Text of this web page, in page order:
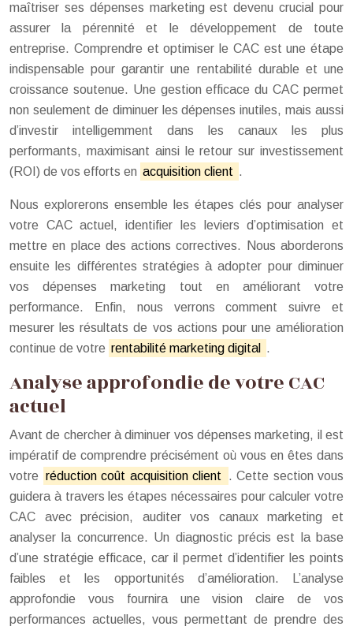
maîtriser ses dépenses marketing est devenu crucial pour
assurer la pérennité et le développement de toute
entreprise. Comprendre et optimiser le CAC est une étape
indispensable pour garantir une rentabilité durable et une
croissance soutenue. Une gestion efficace du CAC permet
non seulement de diminuer les dépenses inutiles, mais aussi
d’investir intelligemment dans les canaux les plus
performants, maximisant ainsi le retour sur investissement
(ROI) de vos efforts en acquisition client .
Nous explorerons ensemble les étapes clés pour analyser
votre CAC actuel, identifier les leviers d’optimisation et
mettre en place des actions correctives. Nous aborderons
ensuite les différentes stratégies à adopter pour diminuer
vos dépenses marketing tout en améliorant votre
performance. Enfin, nous verrons comment suivre et
mesurer les résultats de vos actions pour une amélioration
continue de votre rentabilité marketing digital .
Analyse approfondie de votre CAC
actuel
Avant de chercher à diminuer vos dépenses marketing, il est
impératif de comprendre précisément où vous en êtes dans
votre réduction coût acquisition client
. Cette section vous
guidera à travers les étapes nécessaires pour calculer votre
CAC avec précision, auditer vos canaux marketing et
analyser la concurrence. Un diagnostic précis est la base
d’une stratégie efficace, car il permet d’identifier les points
faibles et les opportunités d’amélioration. L’analyse
approfondie vous fournira une vision claire de vos
performances actuelles, vous permettant de prendre des